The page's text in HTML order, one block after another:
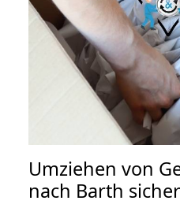
Umziehen von
nach Barth